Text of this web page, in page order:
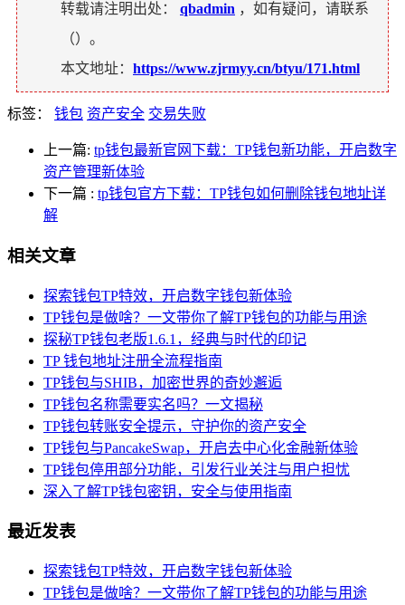
转载请注明出处： qbadmin ，如有疑问，请联系
（）。
本文地址： https://www.zjrmyy.cn/btyu/171.html
标签： 钱包 资产安全 交易失败
上一篇: tp钱包最新官网下载：TP钱包新功能，开启数字
资产管理新体验
下一篇 : tp钱包官方下载：TP钱包如何删除钱包地址详
解
相关文章
探索钱包TP特效，开启数字钱包新体验
TP钱包是做啥？一文带你了解TP钱包的功能与用途
探秘TP钱包老版1.6.1，经典与时代的印记
TP 钱包地址注册全流程指南
TP钱包与SHIB，加密世界的奇妙邂逅
TP钱包名称需要实名吗？一文揭秘
TP钱包转账安全提示，守护你的资产安全
TP钱包与PancakeSwap，开启去中心化金融新体验
TP钱包停用部分功能，引发行业关注与用户担忧
深入了解TP钱包密钥，安全与使用指南
最近发表
探索钱包TP特效，开启数字钱包新体验
TP钱包是做啥？一文带你了解TP钱包的功能与用途